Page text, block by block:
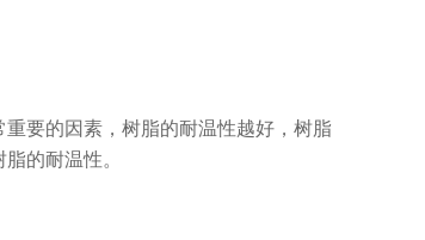
要的因素，树脂的耐温性越好，树脂
的耐温性。